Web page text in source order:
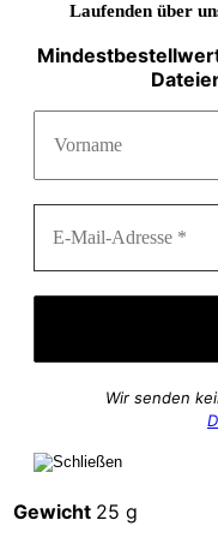
Laufenden über
Wir senden
Gewicht 25 g